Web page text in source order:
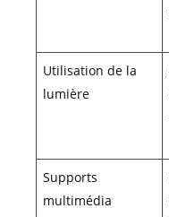
Utilisation de la
lumière
Supports
multimédia